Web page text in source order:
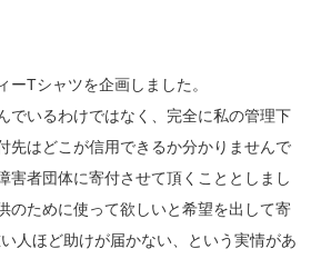
ーTシャツを企画しました。
でいるわけではなく、完全に私の管理下
先はどこが信用できるか分かりませんで
害者団体に寄付させて頂くこととしまし
のために使って欲しいと希望を出して寄
人ほど助けが届かない、という実情があ